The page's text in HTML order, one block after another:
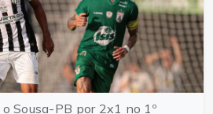
Sousa-PB por 2x1 no 1º